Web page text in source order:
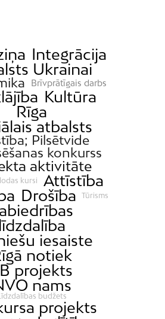
Integrācija
Ukrainai
Brīvprātīgais darbs
Kultūra
Rīga
atbalsts
Pilsētvide
konkurss
aktivitāte
kursi
Attīstība
Drošība Tūrisms
līdzdalība
iesaiste
notiek
projekts
nams
budžets
projekts